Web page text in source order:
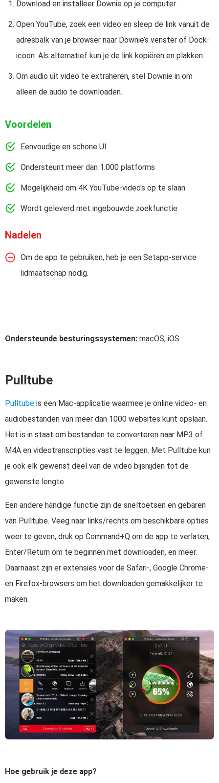
Download en installeer Downie op je computer.
Open YouTube, zoek een video en sleep de link vanuit de
adresbalk van je browser naar Downie’s venster of Dock-
icoon. Als alternatief kun je de link kopiëren en plakken.
Om audio uit video te extraheren, stel Downie in om
alleen de audio te downloaden.
Voordelen
Eenvoudige en schone UI
Ondersteunt meer dan 1.000 platforms
Mogelijkheid om 4K YouTube-video's op te slaan
Wordt geleverd met ingebouwde zoekfunctie
Nadelen
Om de app te gebruiken, heb je een Setapp-service
lidmaatschap nodig.
Ondersteunde besturingssystemen: macOS, iOS
Pulltube
Pulltube is een Mac-applicatie waarmee je online video- en
audiobestanden van meer dan 1000 websites kunt opslaan.
Het is in staat om bestanden te converteren naar MP3 of
M4A en videotranscripties vast te leggen. Met Pulltube kun
je ook elk gewenst deel van de video bijsnijden tot de
gewenste lengte.
Een andere handige functie zijn de sneltoetsen en gebaren
van Pulltube. Veeg naar links/rechts om beschikbare opties
weer te geven, druk op Command+Q om de app te verlaten,
Enter/Return om te beginnen met downloaden, en meer.
Daarnaast zijn er extensies voor de Safari-, Google Chrome-
en Firefox-browsers om het downloaden gemakkelijker te
maken.
Hoe gebruik je deze app?